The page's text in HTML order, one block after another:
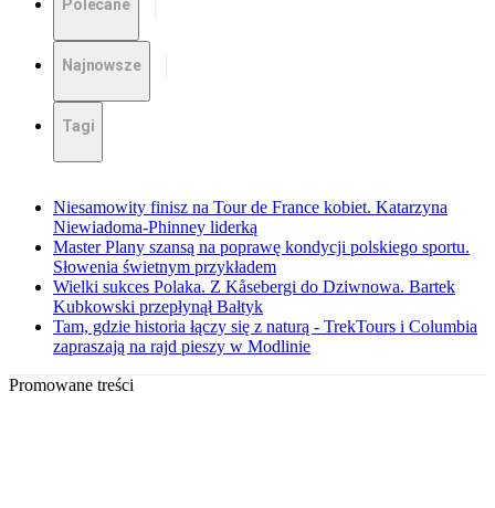
Polecane
Najnowsze
Tagi
Niesamowity finisz na Tour de France kobiet. Katarzyna
Niewiadoma-Phinney liderką
Master Plany szansą na poprawę kondycji polskiego sportu.
Słowenia świetnym przykładem
Wielki sukces Polaka. Z Kåsebergi do Dziwnowa. Bartek
Kubkowski przepłynął Bałtyk
Tam, gdzie historia łączy się z naturą - TrekTours i Columbia
zapraszają na rajd pieszy w Modlinie
Promowane treści